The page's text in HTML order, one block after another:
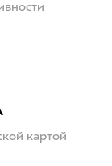
картой